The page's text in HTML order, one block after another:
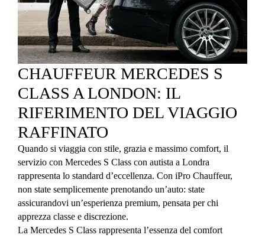
CHAUFFEUR MERCEDES S
CLASS A LONDON: IL
RIFERIMENTO DEL VIAGGIO
RAFFINATO
Quando si viaggia con stile, grazia e massimo comfort, il
servizio con Mercedes S Class con autista a Londra
rappresenta lo standard d’eccellenza. Con iPro Chauffeur,
non state semplicemente prenotando un’auto: state
assicurandovi un’esperienza premium, pensata per chi
apprezza classe e discrezione.
La Mercedes S Class rappresenta l’essenza del comfort